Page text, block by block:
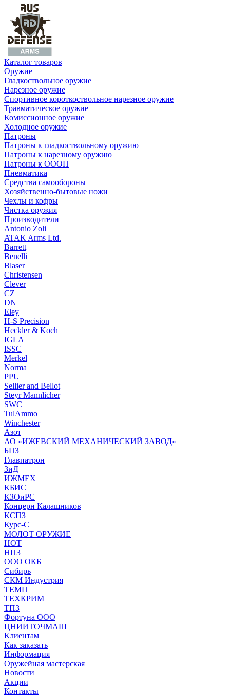
Каталог товаров
Оружие
Гладкоствольное оружие
Нарезное оружие
Спортивное короткоствольное нарезное оружие
Травматическое оружие
Комиссионное оружие
Холодное оружие
Патроны
Патроны к гладкоствольному оружию
Патроны к нарезному оружию
Патроны к ОООП
Пневматика
Средства самообороны
Хозяйственно-бытовые ножи
Чехлы и кофры
Чистка оружия
Производители
Antonio Zoli
ATAK Arms Ltd.
Barrett
Benelli
Blaser
Christensen
Clever
CZ
DN
Eley
H-S Precision
Heckler & Koch
IGLA
ISSC
Merkel
Norma
PPU
Sellier and Bellot
Steyr Mannlicher
SWC
TulAmmo
Winchester
Азот
АО «ИЖЕВСКИЙ МЕХАНИЧЕСКИЙ ЗАВОД»
БПЗ
Главпатрон
ЗиД
ИЖМЕХ
КБИС
КЗОиРС
Концерн Калашников
КСПЗ
Курс-С
МОЛОТ ОРУЖИЕ
НОТ
НПЗ
ООО ОКБ
Сибирь
СКМ Индустрия
ТЕМП
ТЕХКРИМ
ТПЗ
Фортуна ООО
ЦНИИТОЧМАШ
Клиентам
Как заказать
Информация
Оружейная мастерская
Новости
Акции
Контакты